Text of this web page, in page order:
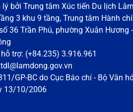
lý bởi Trung tâm Xúc tiến Du lịch
3 khu 9 tầng, Trung tâm Hành
36 Trần Phú, phường Xuân Hương
trợ: (+84.235) 3.916.961
GP-BC do Cục Báo chí - Bộ Văn
13/10/2006